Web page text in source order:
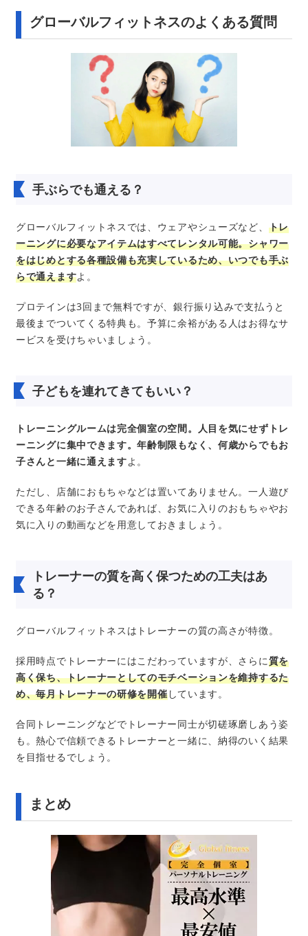
グローバルフィットネスのよくある質問
手ぶらでも通える？
グローバルフィットネスでは、ウェアやシューズなど、 トレ
ーニングに必要なアイテムはすべてレンタル可能。シャワー
をはじめとする各種設備も充実しているため、いつでも手ぶ
らで通えますよ。
プロテインは3回まで無料ですが、銀行振り込みで支払うと
最後までついてくる特典も。予算に余裕がある人はお得なサ
ービスを受けちゃいましょう。
子どもを連れてきてもいい？
トレーニングルームは完全個室の空間。人目を気にせずトレ
ーニングに集中できます。年齢制限もなく、何歳からでもお
子さんと一緒に通えますよ。
ただし、店舗におもちゃなどは置いてありません。一人遊び
できる年齢のお子さんであれば、お気に入りのおもちゃやお
気に入りの動画などを用意しておきましょう。
トレーナーの質を高く保つための工夫はあ
る？
グローバルフィットネスはトレーナーの質の高さが特徴。
採用時点でトレーナーにはこだわっていますが、さらに質を
高く保ち、トレーナーとしてのモチベーションを維持するた
め、毎月トレーナーの研修を開催しています。
合同トレーニングなどでトレーナー同士が切磋琢磨しあう姿
も。熱心で信頼できるトレーナーと一緒に、納得のいく結果
を目指せるでしょう。
まとめ